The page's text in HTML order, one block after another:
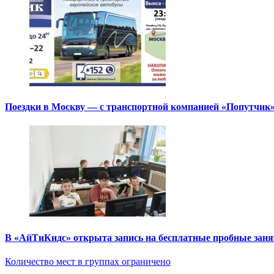
Поездки в Москву — с транспортной компанией «Попутчик»
В «АйТиКидс» открыта запись на бесплатные пробные
Количество мест в группах ограничено